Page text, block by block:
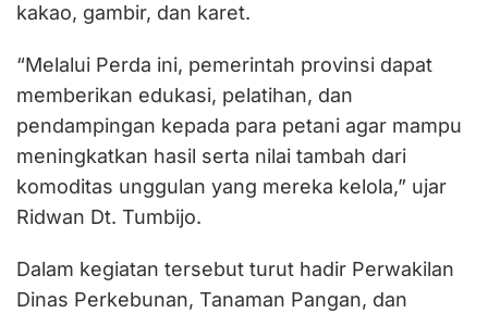
kakao, gambir, dan karet.
“Melalui Perda ini, pemerintah provinsi dapat
memberikan edukasi, pelatihan, dan
pendampingan kepada para petani agar mampu
meningkatkan hasil serta nilai tambah dari
komoditas unggulan yang mereka kelola,” ujar
Ridwan Dt. Tumbijo.
Dalam kegiatan tersebut turut hadir Perwakilan
Dinas Perkebunan, Tanaman Pangan, dan